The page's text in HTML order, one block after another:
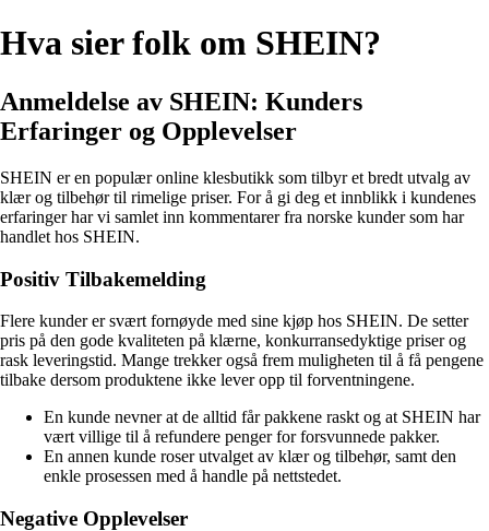
Hva sier folk om SHEIN?
Anmeldelse av SHEIN: Kunders
Erfaringer og Opplevelser
SHEIN er en populær online klesbutikk som tilbyr et bredt utvalg av
klær og tilbehør til rimelige priser. For å gi deg et innblikk i kundenes
erfaringer har vi samlet inn kommentarer fra norske kunder som har
handlet hos SHEIN.
Positiv Tilbakemelding
Flere kunder er svært fornøyde med sine kjøp hos SHEIN. De setter
pris på den gode kvaliteten på klærne, konkurransedyktige priser og
rask leveringstid. Mange trekker også frem muligheten til å få pengene
tilbake dersom produktene ikke lever opp til forventningene.
En kunde nevner at de alltid får pakkene raskt og at SHEIN har
vært villige til å refundere penger for forsvunnede pakker.
En annen kunde roser utvalget av klær og tilbehør, samt den
enkle prosessen med å handle på nettstedet.
Negative Opplevelser